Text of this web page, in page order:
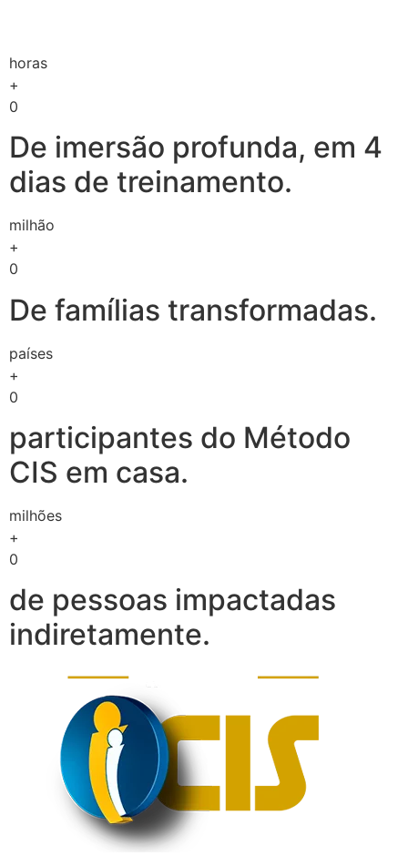
horas
+
0
De imersão profunda, em 4
dias de treinamento.
milhão
+
0
De famílias transformadas.
países
+
0
participantes do Método
CIS em casa.
milhões
+
0
de pessoas impactadas
indiretamente.